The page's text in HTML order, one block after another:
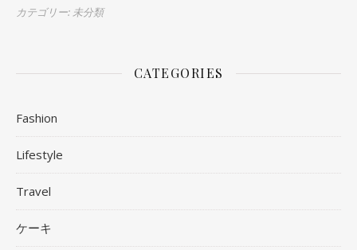
カテゴリー: 未分類
CATEGORIES
Fashion
Lifestyle
Travel
ケーキ